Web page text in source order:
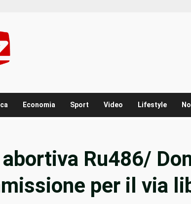
Economia Sport Video Lifestyle
Ru486/
per il via